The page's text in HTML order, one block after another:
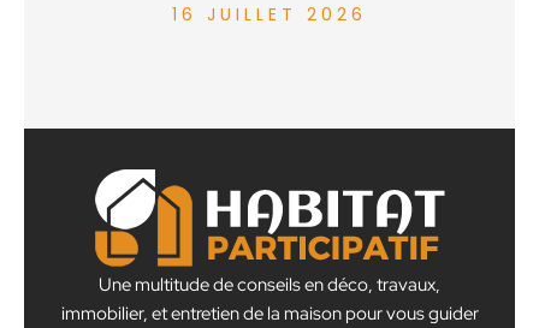
16 JUILLET 2026
Une multitude de conseils en déco, travaux,
immobilier, et entretien de la maison pour vous guider